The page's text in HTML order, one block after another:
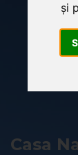
și
Casa